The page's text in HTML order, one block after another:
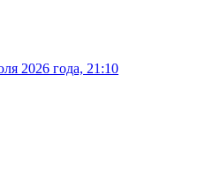
2026 года, 21:10